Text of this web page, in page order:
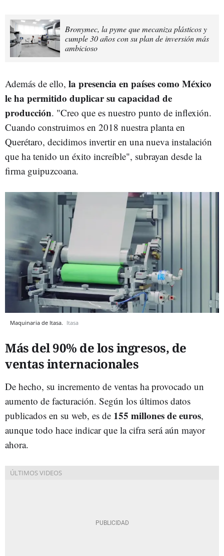
Bronymec, la pyme que mecaniza plásticos y
cumple 30 años con su plan de inversión más
ambicioso
Además de ello, la presencia en países como México
le ha permitido duplicar su capacidad de
producción. "Creo que es nuestro punto de inflexión.
Cuando construimos en 2018 nuestra planta en
Querétaro, decidimos invertir en una nueva instalación
que ha tenido un éxito increíble", subrayan desde la
firma guipuzcoana.
Maquinaria de Itasa. Itasa
Más del 90% de los ingresos, de
ventas internacionales
De hecho, su incremento de ventas ha provocado un
aumento de facturación. Según los últimos datos
publicados en su web, es de 155 millones de euros,
aunque todo hace indicar que la cifra será aún mayor
ahora.